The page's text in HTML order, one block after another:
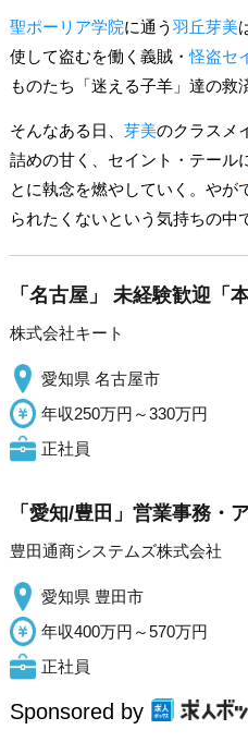
聖ポーリア学院に通う 羽丘芽美
使して盗むを働く義賊・怪盗セ
ものたち「迷える子羊」達の救
そんなある日、 芽美のクラスメ
詰めの甘く、セイント・テール
とに執念を燃やしていく。やが
られたくないという気持ちの中
「名古屋」 未経験歓迎「
株式会社キート
愛知県 名古屋市
年収250万円～330万円
正社員
「愛知/豊田」営業事務・
豊田通商システムズ株式会社
愛知県 豊田市
年収400万円～570万円
正社員
Sponsored by